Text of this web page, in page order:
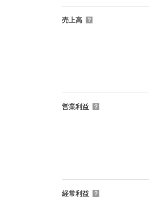
売上高 ？
営業利益 ？
経常利益 ？